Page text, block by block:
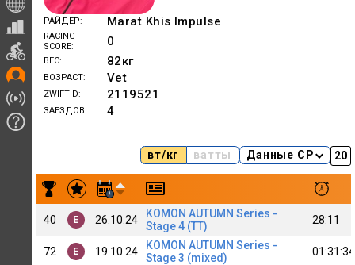
РАЙДЕР Marat Khis Impulse
RACING
SCORE
0
ВЕС 82кг
ВОЗРАСТ Vet
ZWIFTID 2119521
ЗАЕЗДОВ 4
вт/кг ватты Данные CP
Результаты заездов Marat Khis
40 E 26.10.24
KOMON AUTUMN Series -
Stage 4 (TT)
28:11
72 E 19.10.24
KOMON AUTUMN Series -
Stage 3 (mixed)
01:31:34